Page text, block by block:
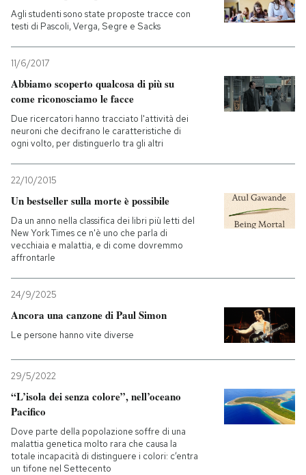
Agli studenti sono state proposte tracce con
testi di Pascoli, Verga, Segre e Sacks
11/6/2017
Abbiamo scoperto qualcosa di più su
come riconosciamo le facce
Due ricercatori hanno tracciato l'attività dei
neuroni che decifrano le caratteristiche di
ogni volto, per distinguerlo tra gli altri
22/10/2015
Un bestseller sulla morte è possibile
Da un anno nella classifica dei libri più letti del
New York Times ce n'è uno che parla di
vecchiaia e malattia, e di come dovremmo
affrontarle
24/9/2025
Ancora una canzone di Paul Simon
Le persone hanno vite diverse
29/5/2022
“L’isola dei senza colore”, nell’oceano
Pacifico
Dove parte della popolazione soffre di una
malattia genetica molto rara che causa la
totale incapacità di distinguere i colori: c’entra
un tifone nel Settecento